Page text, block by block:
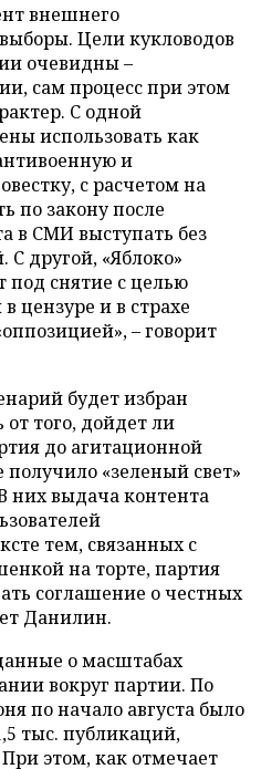
внешнего
Цели кукловодов
очевидны –
сам процесс при этом
С одной
использовать как
и
с расчетом на
по закону после
в СМИ выступать без
другой, «Яблоко»
под снятие с целью
цензуре и в страхе
– говорит
будет избран
от того, дойдет ли
до агитационной
«зеленый свет»
них выдача контента
тем, связанных с
на торте, партия
соглашение о честных
Данилин.
о масштабах
вокруг партии. По
по начало августа было
тыс. публикаций,
этом, как отмечает